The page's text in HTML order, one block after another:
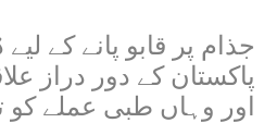
جذام پر قابو پانے کے لیے
پاکستان کے دور دراز
اور وہاں طبی عملے کو